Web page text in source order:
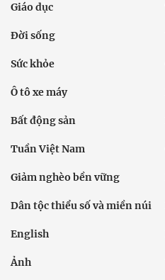
Giáo dục
Đời sống
Sức khỏe
Ô tô xe máy
Bất động sản
Tuần Việt Nam
Giảm nghèo bền vững
Dân tộc thiểu số và miền núi
English
Ảnh